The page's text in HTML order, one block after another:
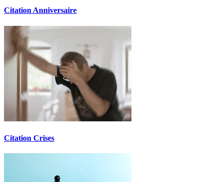
Citation Anniversaire
Citation Crises